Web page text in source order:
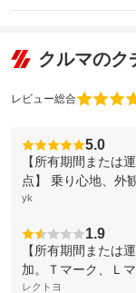
クルマのク
レビュー総合
5.0
【所有期間または
点】 乗り心地、外
yk
1.9
【所有期間または
加。Ｔマーク、Ｌ
レクトヨ